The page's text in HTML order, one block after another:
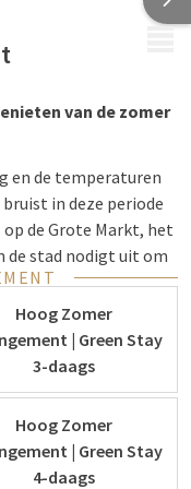
van de zomer
en de temperaturen
in deze periode
de Grote Markt, het
de stad nodigt uit om
om er samen
een ontspannen
z’n tweeën.
der Valk Breda het
arrangement geniet u
haalt u alles uit de
Hoog Zomer
| Green Stay
3-daags
Hoog Zomer
| Green Stay
4-daags